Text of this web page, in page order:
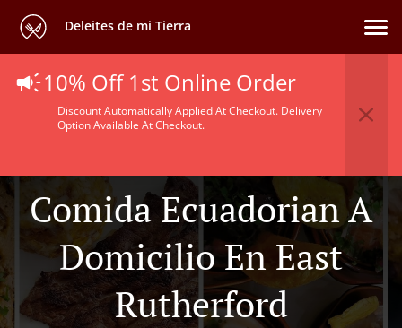
Deleites de mi Tierra
10% Off 1st Online Order
Discount Automatically Applied At Checkout. Delivery
Option Available At Checkout.
Comida Ecuadorian A
Domicilio En East
Rutherford